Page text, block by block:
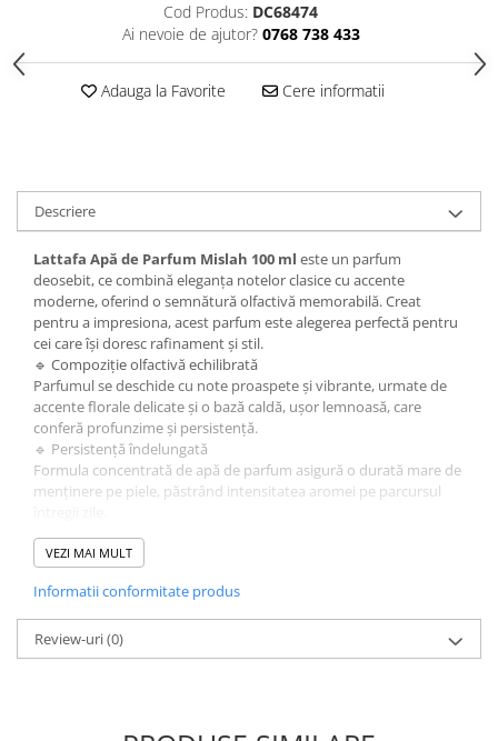
Manichiura si Pedichiura
Parfumuri
Unisex
Produse Barbierit
After Shave
After Shave Balsam
Aparate de Ras
Geluri si Spume de Ras
Ingrijire Barba
Servetele Umede
Seturi Cadou
Pentru Barbati
Pentru Femei
Uz Sanitar
Cod Produs: DC68474
Ai nevoie de ajutor? 0768 738 433
Adauga la Favorite Cere informatii
Descriere
Lattafa Apă de Parfum Mislah 100 ml este un parfum
deosebit, ce combină eleganța notelor clasice cu accente
moderne, oferind o semnătură olfactivă memorabilă. Creat
pentru a impresiona, acest parfum este alegerea perfectă pentru
cei care își doresc rafinament și stil.
🔹 Compoziție olfactivă echilibrată
Parfumul se deschide cu note proaspete și vibrante, urmate de
accente florale delicate și o bază caldă, ușor lemnoasă, care
conferă profunzime și persistență.
🔹 Persistență îndelungată
Formula concentrată de apă de parfum asigură o durată mare de
menținere pe piele, păstrând intensitatea aromei pe parcursul
🔹 Versatilitate
Potrivit atât pentru zi, cât și pentru seară, fiind ideal pentru birou,
🔹 Design elegant
Sticla are un design modern și sofisticat, perfect pentru a
completa colecția personală sau pentru a fi oferită cadou.
🔹 Beneficii principale
VEZI MAI MULT
Informatii conformitate produs
Review-uri(0)